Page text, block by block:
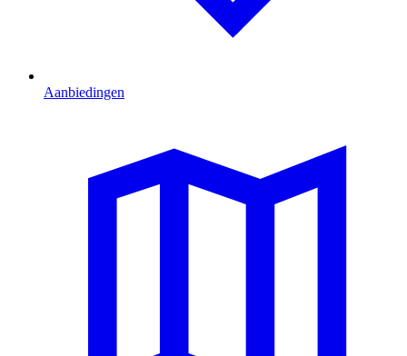
Aanbiedingen